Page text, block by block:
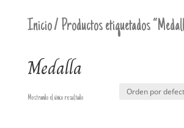
Inicio/ Productos etiquetados
Medalla
Mostrando el único resultado